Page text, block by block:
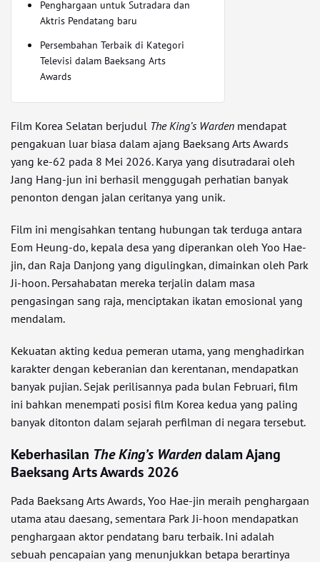
Penghargaan untuk Sutradara dan
Aktris Pendatang baru
Persembahan Terbaik di Kategori
Televisi dalam Baeksang Arts
Awards
Film Korea Selatan berjudul The King’s Warden mendapat
pengakuan luar biasa dalam ajang Baeksang Arts Awards
yang ke-62 pada 8 Mei 2026. Karya yang disutradarai oleh
Jang Hang-jun ini berhasil menggugah perhatian banyak
penonton dengan jalan ceritanya yang unik.
Film ini mengisahkan tentang hubungan tak terduga antara
Eom Heung-do, kepala desa yang diperankan oleh Yoo Hae-
jin, dan Raja Danjong yang digulingkan, dimainkan oleh Park
Ji-hoon. Persahabatan mereka terjalin dalam masa
pengasingan sang raja, menciptakan ikatan emosional yang
mendalam.
Kekuatan akting kedua pemeran utama, yang menghadirkan
karakter dengan keberanian dan kerentanan, mendapatkan
banyak pujian. Sejak perilisannya pada bulan Februari, film
ini bahkan menempati posisi film Korea kedua yang paling
banyak ditonton dalam sejarah perfilman di negara tersebut.
Keberhasilan The King’s Wardendalam Ajang
Baeksang Arts Awards 2026
Pada Baeksang Arts Awards, Yoo Hae-jin meraih penghargaan
utama atau daesang, sementara Park Ji-hoon mendapatkan
penghargaan aktor pendatang baru terbaik. Ini adalah
sebuah pencapaian yang menunjukkan betapa berartinya